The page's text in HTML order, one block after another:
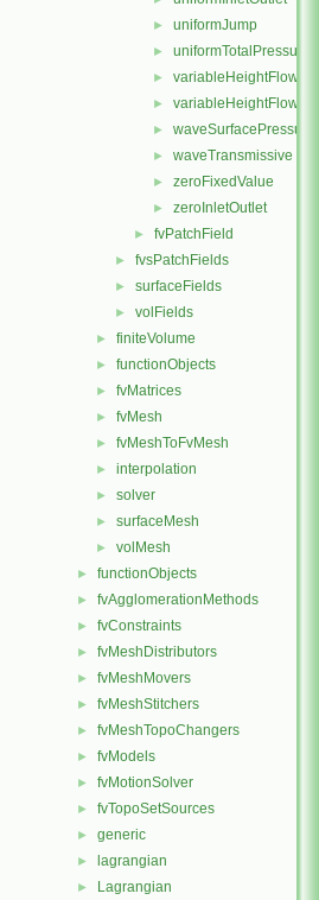
► uniformJump
► uniformTotalPressure
►
►
► waveSurfacePressure
► waveTransmissive
► zeroFixedValue
► zeroInletOutlet
► fvPatchField
► fvsPatchFields
► surfaceFields
► volFields
► finiteVolume
► functionObjects
► fvMatrices
► fvMesh
► fvMeshToFvMesh
► interpolation
► solver
► surfaceMesh
► volMesh
► functionObjects
► fvAgglomerationMethods
► fvConstraints
► fvMeshDistributors
► fvMeshMovers
► fvMeshStitchers
► fvMeshTopoChangers
► fvModels
► fvMotionSolver
► fvTopoSetSources
► generic
► lagrangian
► Lagrangian